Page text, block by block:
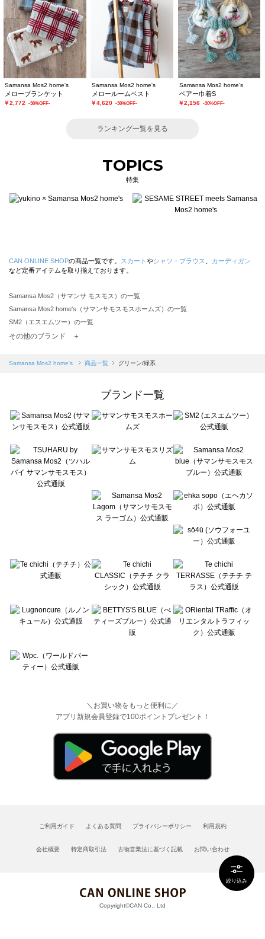
絞り込み
Samansa Mos2 home's
メローブランケット
￥2,772 -30%OFF-
Samansa Mos2 home's
メロールームベスト
￥4,620 -30%OFF-
Samansa Mos2 home's
ベアー巾着S
￥2,156 -30%OFF-
ランキング一覧を見る
TOPICS
特集
CAN ONLINE SHOPの商品一覧です。 スカート やシャツ・ブラウス
カーディガン
など定番アイテムを取り揃えております。
Samansa Mos2（サマンサ モスモス）の一覧
Samansa Mos2 home's（サマンサモスモスホームズ）の一覧
SM2（エスエムツー）の一覧
TSUHARU by Samansa Mos2（ツハルバイサマンサモスモス）の一覧
Samansa Mos2 blue（サマンサモスモス ブルー）の一覧
Te chichi（テチチ）の一覧
Te chichi CLASSIC（テチチ クラシック）の一覧
Lugnoncure（ルノンキュール）の一覧
BETTY'S BLUE（べティーズブルー）の一覧
Wpc.（ワールドパーティー）の一覧
その他のブランド ＋
Samansa Mos2 home's 商品一覧 グリーン/緑系
ブランド一覧
＼お買い物をもっと便利に／
アプリ新規会員登録で100ポイントプレゼント！
ご利用ガイド よくある質問 プライバシーポリシー 利用規約
会社概要 特定商取引法 古物営業法に基づく記載 お問い合わせ
Copyright©CAN Co., Ltd